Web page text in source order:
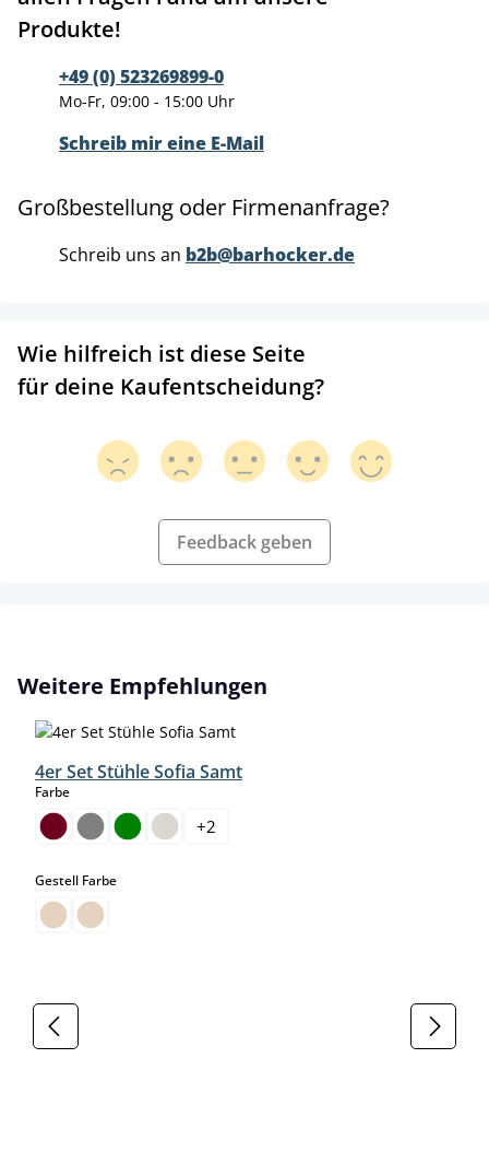
Produkte!
+49 (0) 523269899-0
Mo-Fr, 09:00 - 15:00 Uhr
Schreib mir eine E-Mail
Großbestellung oder Firmenanfrage?
Schreib uns an b2b@barhocker.de
Wie hilfreich ist diese Seite
für deine Kaufentscheidung?
Feedback geben
Produktgalerie überspringen
Weitere Empfehlungen
4er Set Stühle Sofia Samt
Farbeauswählen
+2
Gestell Farbeauswählen